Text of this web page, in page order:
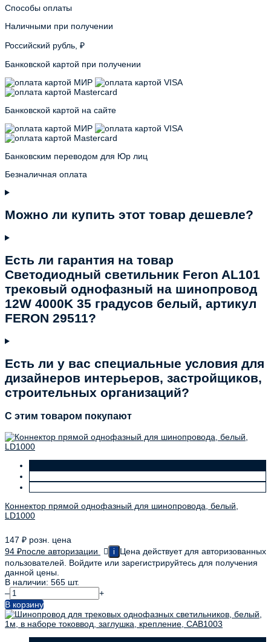
Способы оплаты
Наличными при получении
Российский рубль, ₽
Банковской картой при получении
Банковской картой на сайте
Банковским переводом для Юр лиц
Безналичная оплата
Можно ли купить этот товар дешевле?
Есть ли гарантия на товар
Светодиодный светильник Feron AL101
трековый однофазный на шинопровод
12W 4000K 35 градусов белый, артикул
FERON 29511?
Есть ли у вас специальные условия для
дизайнеров интерьеров, застройщиков,
строительных организаций?
C этим товаром покупают
Коннектор прямой однофазный для шинопровода, белый,
LD1000
147 ₽ розн. цена
94 ₽после авторизации i
Цена действует для авторизованных
пользователей. Войдите или зарегистрируйтесь для получения
данной цены.
В наличии: 565 шт.
–
+
В корзину